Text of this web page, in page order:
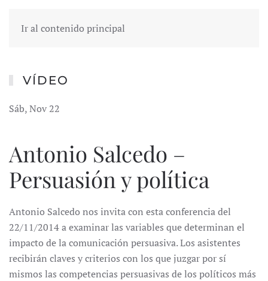
Ir al contenido principal
VÍDEO
Sáb, Nov 22
Antonio Salcedo –
Persuasión y política
Antonio Salcedo nos invita con esta conferencia del
22/11/2014 a examinar las variables que determinan el
impacto de la comunicación persuasiva. Los asistentes
recibirán claves y criterios con los que juzgar por sí
mismos las competencias persuasivas de los políticos más